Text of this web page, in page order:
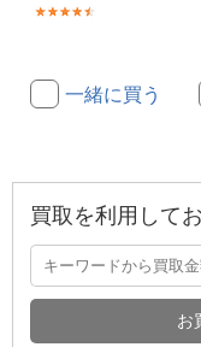
一緒に買う
買取を利用して
お